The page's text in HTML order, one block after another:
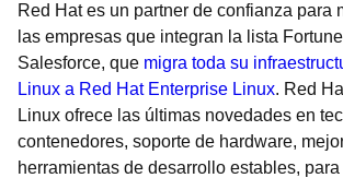
Red Hat es un partner de confianza para
las empresas que integran la lista
Salesforce, que migra toda su
Linux a Red Hat Enterprise Linux. Red
Linux ofrece las últimas novedades en
contenedores, soporte de hardware,
herramientas de desarrollo estables,